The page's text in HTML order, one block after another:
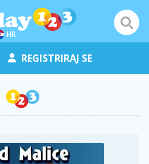
HR
REGISTRIRAJ SE